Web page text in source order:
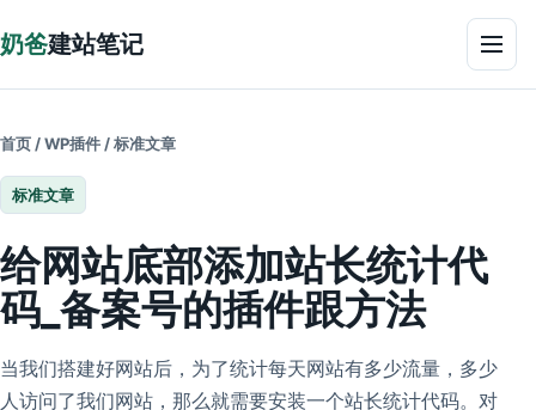
奶爸建站笔记 菜单
首页 /WP插件 /标准文章
标准文章
给网站底部添加站长统计代
码_备案号的插件跟方法
当我们搭建好网站后，为了统计每天网站有多少流量，多少
人访问了我们网站，那么就需要安装一个站长统计代码。对